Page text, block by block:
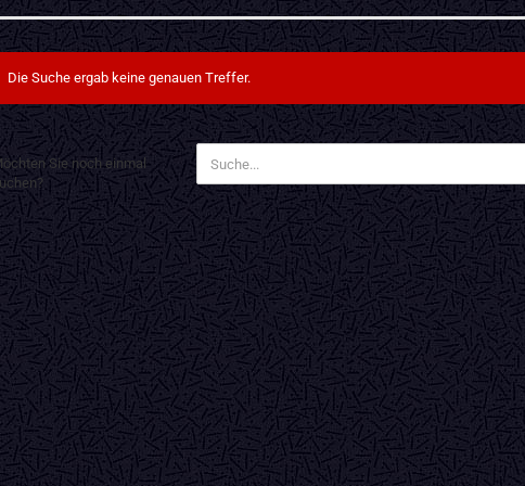
Die Suche ergab keine genauen Treffer.
Sie noch einmal